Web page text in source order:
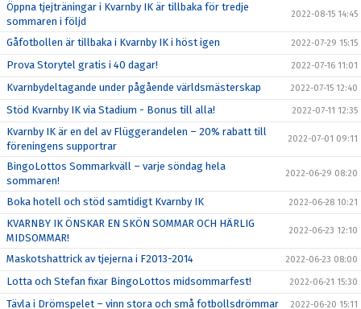
Öppna tjejträningar i Kvarnby IK är tillbaka för tredje
sommaren i följd
2022-08-15 14:45
Gåfotbollen är tillbaka i Kvarnby IK i höst igen 2022-07-29 15:15
Prova Storytel gratis i 40 dagar! 2022-07-16 11:01
Kvarnbydeltagande under pågående världsmästerskap 2022-07-15 12:40
Stöd Kvarnby IK via Stadium - Bonus till alla! 2022-07-11 12:35
Kvarnby IK är en del av Flüggerandelen – 20% rabatt till
föreningens supportrar
2022-07-01 09:11
BingoLottos Sommarkväll – varje söndag hela
sommaren!
2022-06-29 08:20
Boka hotell och stöd samtidigt Kvarnby IK 2022-06-28 10:21
KVARNBY IK ÖNSKAR EN SKÖN SOMMAR OCH HÄRLIG
MIDSOMMAR!
2022-06-23 12:10
Maskotshattrick av tjejerna i F2013-2014 2022-06-23 08:00
Lotta och Stefan fixar BingoLottos midsommarfest! 2022-06-21 15:30
Tävla i Drömspelet – vinn stora och små fotbollsdrömmar 2022-06-20 15:11